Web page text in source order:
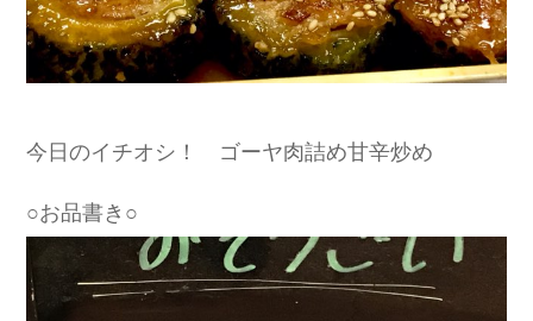
今日のイチオシ！ ゴーヤ肉詰め甘辛炒め
○お品書き○